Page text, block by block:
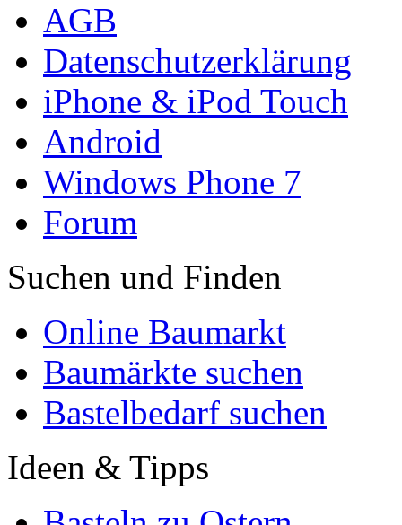
AGB
Datenschutzerklärung
iPhone & iPod Touch
Android
Windows Phone 7
Forum
Suchen und Finden
Online Baumarkt
Baumärkte suchen
Bastelbedarf suchen
Ideen & Tipps